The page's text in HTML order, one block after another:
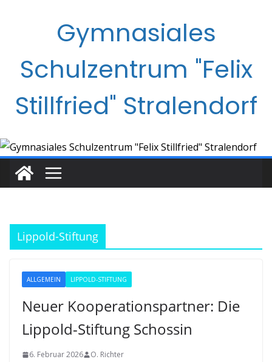
Gymnasiales
Schulzentrum "Felix
Stillfried" Stralendorf
Lippold-Stiftung
ALLGEMEIN LIPPOLD-STIFTUNG
Neuer Kooperationspartner: Die
Lippold-Stiftung Schossin
6. Februar 2026 O. Richter